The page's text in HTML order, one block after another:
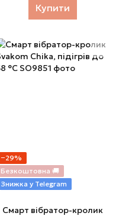
Купити
−29%
Безкоштовна 🚚
Знижка у Telegram
Смарт вібратор-кролик